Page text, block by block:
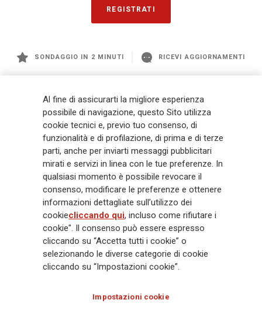
REGISTRATI
SONDAGGIO IN 2 MINUTI RICEVI AGGIORNAMENTI
management a livello globale, con premi complessivi pari a € 98,1
miliardi e € 900 miliardi di AUM nel 2025. Fondato nel 1831, con oltre 88
mila dipendenti e 163 mila agenti che servono 75 milioni di clienti, il
Gruppo ha una posizione di leadership in Europa e una presenza
crescente in Asia e America. Al centro della strategia di Generali c'è il suo
impegno Lifetime Partner verso i clienti, realizzato attraverso soluzioni
innovative e personalizzate, un'esperienza cliente di prima classe e le sue
capacità di distribuzione globale digitalizzata. Il Gruppo ha
completamente integrato la sostenibilità in tutte le scelte strategiche, con
l'obiettivo di creare valore per tutti gli stakeholder mentre costruisce una
società più equa e resiliente.
Legal Info Cookie Policy Privacy & GDPR
Al fine di assicurarti la migliore esperienza
possibile di navigazione, questo Sito utilizza
cookie tecnici e, previo tuo consenso, di
funzionalità e di profilazione, di prima e di terze
parti, anche per inviarti messaggi pubblicitari
mirati e servizi in linea con le tue preferenze. In
qualsiasi momento è possibile revocare il
consenso, modificare le preferenze e ottenere
informazioni dettagliate sull’utilizzo dei
cookiecliccando qui, incluso come rifiutare i
cookie". Il consenso può essere espresso
cliccando su “Accetta tutti i cookie” o
selezionando le diverse categorie di cookie
cliccando su “Impostazioni cookie”.
Impostazioni cookie